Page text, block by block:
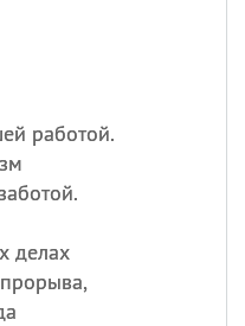
работой.
делах